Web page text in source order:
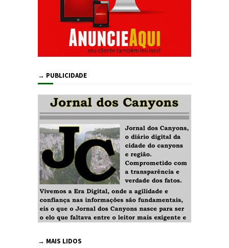
→ PUBLICIDADE
→ MAIS LIDOS